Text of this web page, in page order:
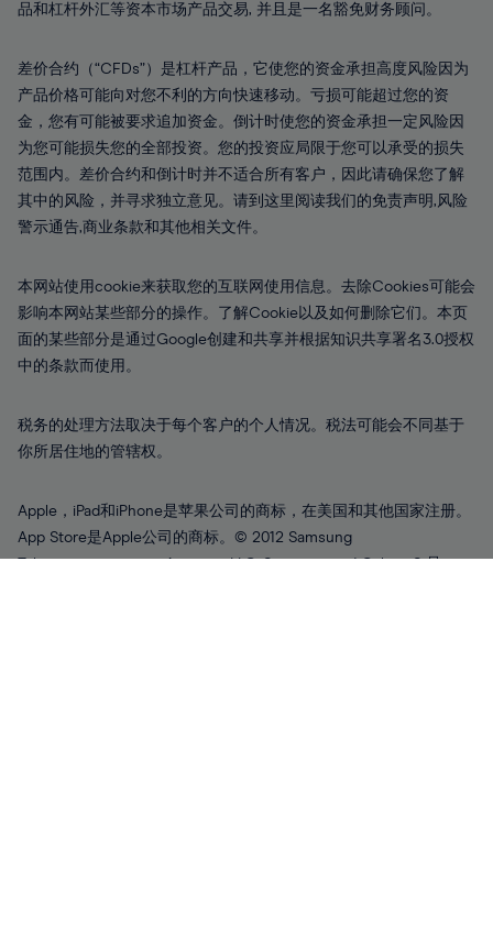
品和杠杆外汇等资本市场产品交易, 并且是一名豁免财务顾问。
差价合约（“CFDs”）是杠杆产品，它使您的资金承担高度风险因为
产品价格可能向对您不利的方向快速移动。亏损可能超过您的资
金，您有可能被要求追加资金。倒计时使您的资金承担一定风险因
为您可能损失您的全部投资。您的投资应局限于您可以承受的损失
范围内。差价合约和倒计时并不适合所有客户，因此请确保您了解
其中的风险，并寻求独立意见。请到这里阅读我们的免责声明,风险
警示通告,商业条款和其他相关文件。
本网站使用cookie来获取您的互联网使用信息。去除Cookies可能会
影响本网站某些部分的操作。了解Cookie以及如何删除它们。本页
面的某些部分是通过Google创建和共享并根据知识共享署名3.0授权
中的条款而使用。
税务的处理方法取决于每个客户的个人情况。税法可能会不同基于
你所居住地的管辖权。
Apple，iPad和iPhone是苹果公司的商标，在美国和其他国家注册。
App Store是Apple公司的商标。© 2012 Samsung
Telecommunications America, LLC. Samsung and Galaxy S 是